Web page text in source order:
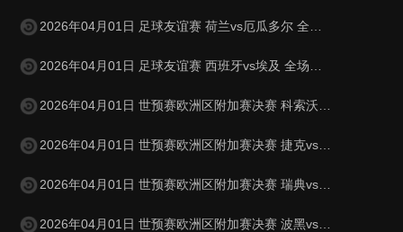
2026年04月01日 足球友谊赛 荷兰vs厄瓜多尔 全场录像
2026年04月01日 足球友谊赛 西班牙vs埃及 全场录像
2026年04月01日 世预赛欧洲区附加赛决赛 科索沃vs土耳其 全场录像
2026年04月01日 世预赛欧洲区附加赛决赛 捷克vs丹麦 全场录像
2026年04月01日 世预赛欧洲区附加赛决赛 瑞典vs波兰 全场录像
2026年04月01日 世预赛欧洲区附加赛决赛 波黑vs意大利 全场录像